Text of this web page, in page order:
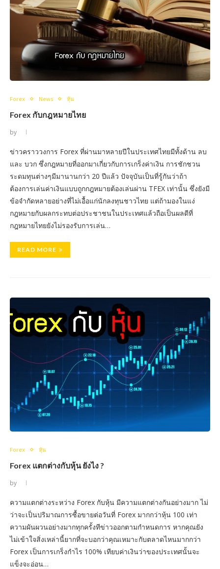
Forex News หุ้น
Forex กับกฎหมายไทย
by
ข่าวคราววงการ Forex ที่ผ่านมาหลายปีในประเทศไทยมีทั้งด้าน ลบ
และ บวก ซึ่งกฎหมายที่ออกมาเกี่ยวกับการเกร็งค่าเงิน การชักชวน
ระดมทุนต่างๆมีมานานกว่า 20 ปีแล้ว ปัจจุบันเป็นที่รู้กันว่าถ้า
ต้องการเล่นค่าเงินแบบถูกกฎหมายต้องเล่นผ่าน TFEX เท่านั้น ซึ่งยังมี
ข้อจำกัดหลายอย่างที่ไม่เอื้อแก่นักลงทุนชาวไทย แต่ถ้ามองในแง่
กฎหมายกับผลกระทบต่อประชาชนในประเทศแล้วถือเป็นผลดีที่
กฎหมายไทยยังไม่รองรับการเล่น…
READ MORE
Forex หุ้น
Forex แตกต่างกับหุ้น ยังไง ?
by
ความแตกต่างระหว่าง Forex กับหุ้น มีความแตกต่างกันอย่างมาก ไม่
ว่าจะเป็นปริมาณการซื้อขายต่อวันที่ Forex มากกว่าหุ้น 100 เท่า
ความผันผวนอย่างมากทุกครั้งทีข่าวออกตามกำหนดการ หากคุณยัง
ไม่เข้าใจสิ่งเหล่านี้ยากที่จะบอกว่าคุณเหมาะกับตลาดไหนมากกว่า
Forex เป็นการเกร็งกำไร 100% เทียบค่าเงินว่าของประเทศนั้นจะ
แข็งจะอ่อน…